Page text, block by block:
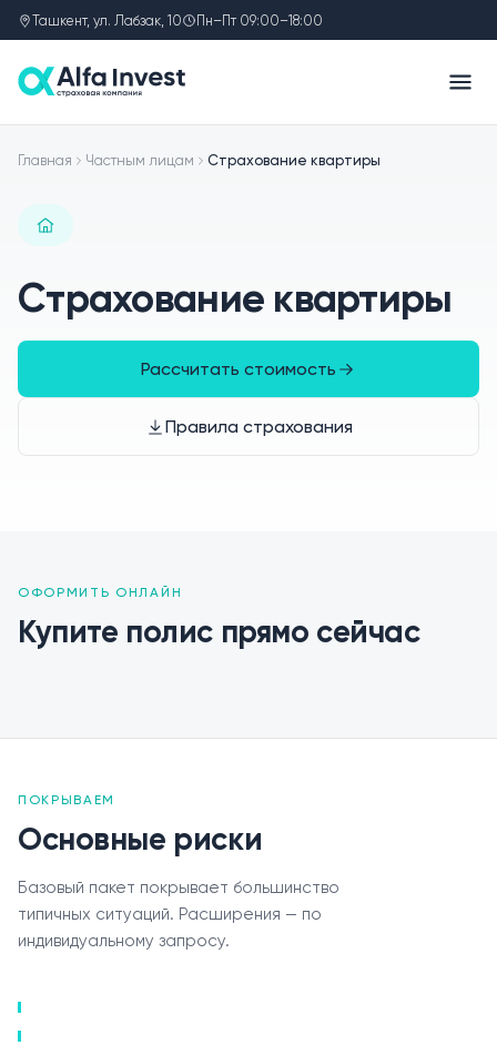
Ташкент, ул. Лабзак, 10 Пн–Пт 09:00–18:00
Урегулирование
Главная Частным лицам Страхование квартиры
Страхование квартиры
Рассчитать стоимость
Правила страхования
ОФОРМИТЬ ОНЛАЙН
Купите полис прямо сейчас
ПОКРЫВАЕМ
Основные риски
Базовый пакет покрывает большинство
типичных ситуаций. Расширения — по
индивидуальному запросу.